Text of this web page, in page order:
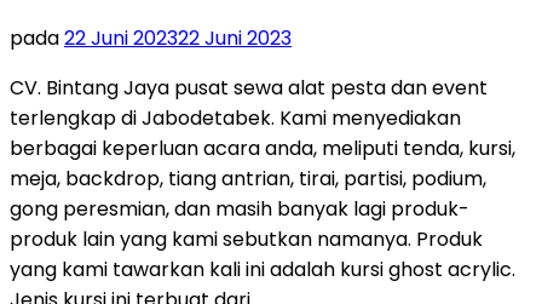
pada22 Juni 202322 Juni 2023
CV. Bintang Jaya pusat sewa alat pesta dan event
terlengkap di Jabodetabek. Kami menyediakan
berbagai keperluan acara anda, meliputi tenda, kursi,
meja, backdrop, tiang antrian, tirai, partisi, podium,
gong peresmian, dan masih banyak lagi produk-
produk lain yang kami sebutkan namanya. Produk
yang kami tawarkan kali ini adalah kursi ghost acrylic.